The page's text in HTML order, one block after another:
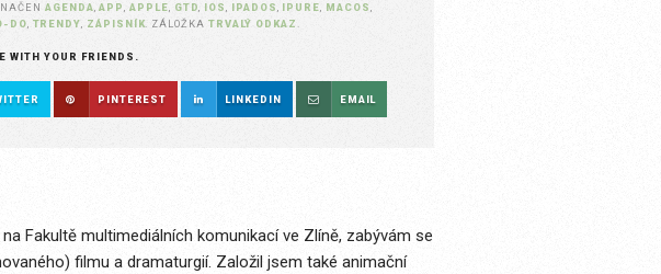
AGENDA,APP,APPLE, GTD, IOS, IPADOS, IPURE, MACOS,
DO, TRENDY, ZÁPISNÍK. ZÁLOŽKA TRVALÝ ODKAZ .
WITH YOUR FRIENDS.
PINTEREST LINKEDIN EMAIL
Fakultě multimediálních komunikací ve Zlíně, zabývám se
filmu a dramaturgií. Založil jsem také animační